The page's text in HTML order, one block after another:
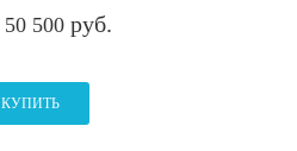
50 500 руб.
КУПИТЬ